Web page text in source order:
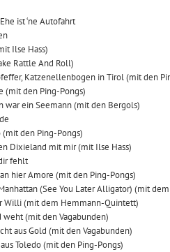
ist ‘ne Autofahrt
Ilse Hass)
Rattle And Roll)
Katzenellenbogen in Tirol (mit den
(mit den Ping-Pongs)
war ein Seemann (mit den Bergols)
(mit den Ping-Pongs)
Dixieland mit mir (mit Ilse Hass)
fehlt
hier Amore (mit den Ping-Pongs)
(See You Later Alligator) (mit
Willi (mit dem Hemmann-Quintett)
weht (mit den Vagabunden)
aus Gold (mit den Vagabunden)
Toledo (mit den Ping-Pongs)